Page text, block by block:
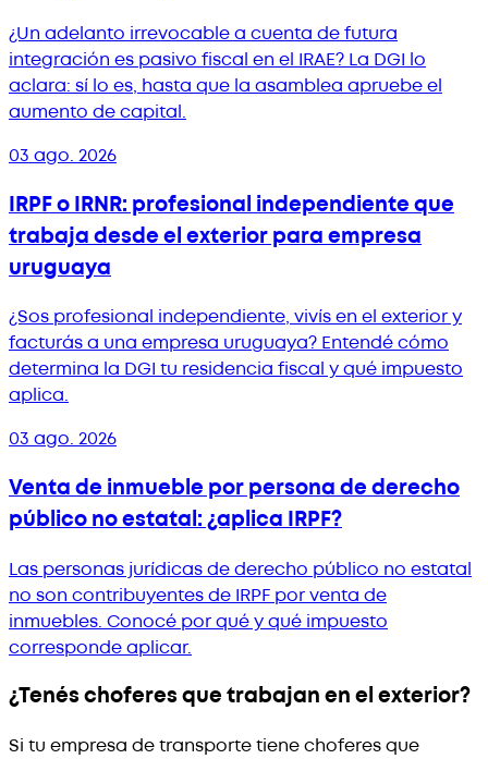
¿Un adelanto irrevocable a cuenta de futura
integración es pasivo fiscal en el IRAE? La DGI lo
aclara: sí lo es, hasta que la asamblea apruebe el
aumento de capital.
03 ago. 2026
IRPF o IRNR: profesional independiente que
trabaja desde el exterior para empresa
uruguaya
¿Sos profesional independiente, vivís en el exterior y
facturás a una empresa uruguaya? Entendé cómo
determina la DGI tu residencia fiscal y qué impuesto
aplica.
03 ago. 2026
Venta de inmueble por persona de derecho
público no estatal: ¿aplica IRPF?
Las personas jurídicas de derecho público no estatal
no son contribuyentes de IRPF por venta de
inmuebles. Conocé por qué y qué impuesto
corresponde aplicar.
¿Tenés choferes que trabajan en el exterior?
Si tu empresa de transporte tiene choferes que